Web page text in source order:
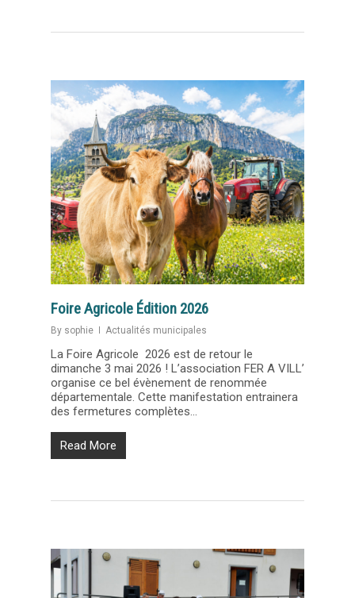
Foire Agricole Édition 2026
By sophie Actualités municipales
La Foire Agricole 2026 est de retour le
dimanche 3 mai 2026 ! L’association FER A VILL’
organise ce bel évènement de renommée
départementale. Cette manifestation entrainera
des fermetures complètes...
Read More